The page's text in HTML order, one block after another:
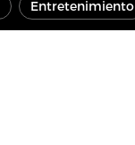
Entretenimiento